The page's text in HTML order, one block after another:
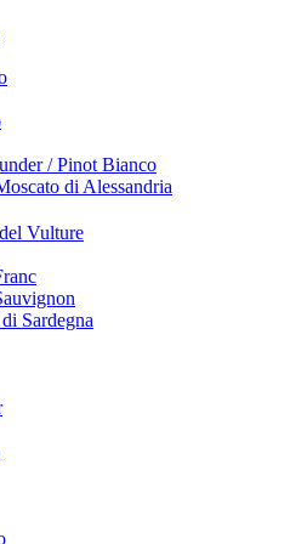
/ Pinot Bianco
di Alessandria
Vulture
Sardegna